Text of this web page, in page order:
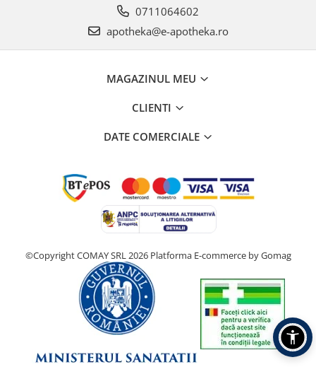
0711064602
apotheka@e-apotheka.ro
MAGAZINUL MEU
CLIENTI
DATE COMERCIALE
©Copyright COMAY SRL 2026 Platforma E-commerce by Gomag